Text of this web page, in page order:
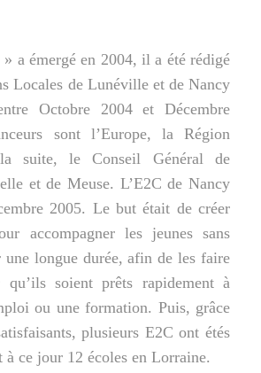
a émergé en 2004, il a été rédigé
Locales de Lunéville et de Nancy
Octobre 2004 et Décembre
sont l’Europe, la Région
suite, le Conseil Général de
et de Meuse. L’E2C de Nancy
2005. Le but était de créer
accompagner les jeunes sans
longue durée, afin de les faire
qu’ils soient prêts rapidement à
ou une formation. Puis, grâce
plusieurs E2C ont étés
à ce jour 12 écoles en Lorraine.